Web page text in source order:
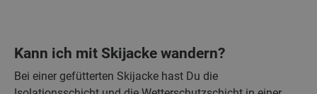
Kann ich mit Skijacke wandern?
Bei einer gefütterten Skijacke hast Du die